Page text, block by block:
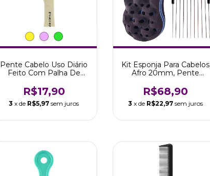
Pente Cabelo Uso Diário
Feito Com Palha De
R$17,90
3 x de R$5,97 sem juros
Kit Esponja Para Cabelos
Afro 20mm, Pente
R$68,90
3 x de R$22,97 sem juros